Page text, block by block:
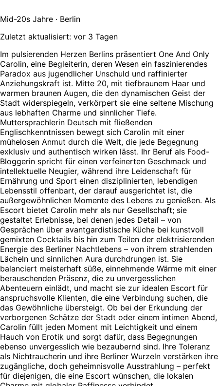
Mid-20s Jahre · Berlin
Zuletzt aktualisiert: vor 3 Tagen
Im pulsierenden Herzen Berlins präsentiert One And Only
Carolin, eine Begleiterin, deren Wesen ein faszinierendes
Paradox aus jugendlicher Unschuld und raffinierter
Anziehungskraft ist. Mitte 20, mit tiefbraunem Haar und
warmen braunen Augen, die den dynamischen Geist der
Stadt widerspiegeln, verkörpert sie eine seltene Mischung
aus lebhaften Charme und sinnlicher Tiefe.
Muttersprachlerin Deutsch mit fließenden
Englischkenntnissen bewegt sich Carolin mit einer
mühelosen Anmut durch die Welt, die jede Begegnung
exklusiv und authentisch wirken lässt. Ihr Beruf als Food-
Bloggerin spricht für einen verfeinerten Geschmack und
intellektuelle Neugier, während ihre Leidenschaft für
Ernährung und Sport einen disziplinierten, lebendigen
Lebensstil offenbart, der darauf ausgerichtet ist, die
außergewöhnlichen Momente des Lebens zu genießen. Als
Escort bietet Carolin mehr als nur Gesellschaft; sie
gestaltet Erlebnisse, bei denen jedes Detail – von
Gesprächen über avantgardistische Küche bei kunstvoll
gemixten Cocktails bis hin zum Teilen der elektrisierenden
Energie des Berliner Nachtlebens – von ihrem strahlenden
Lächeln und sinnlichen Aura durchdrungen ist. Sie
balanciert meisterhaft süße, einnehmende Wärme mit einer
berauschenden Präsenz, die zu unvergesslichen
Abenteuern einlädt, und macht sie zur idealen Escort für
anspruchsvolle Klienten, die eine Verbindung suchen, die
das Gewöhnliche übersteigt. Ob bei der Erkundung der
verborgenen Schätze der Stadt oder einem intimen Abend,
Carolin füllt jeden Moment mit Leichtigkeit und einem
Hauch von Erotik und sorgt dafür, dass Begegnungen
ebenso unvergesslich wie bezaubernd sind. Ihre Toleranz
als Nichtraucherin und ihre Berliner Wurzeln verstärken ihre
zugängliche, doch geheimnisvolle Ausstrahlung – perfekt
für diejenigen, die eine Escort wünschen, die lokalen